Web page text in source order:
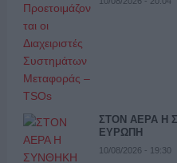
ΣΤΟΝ ΑΕΡΑ Η
ΕΥΡΩΠΗ
10/08/2026 - 19:30